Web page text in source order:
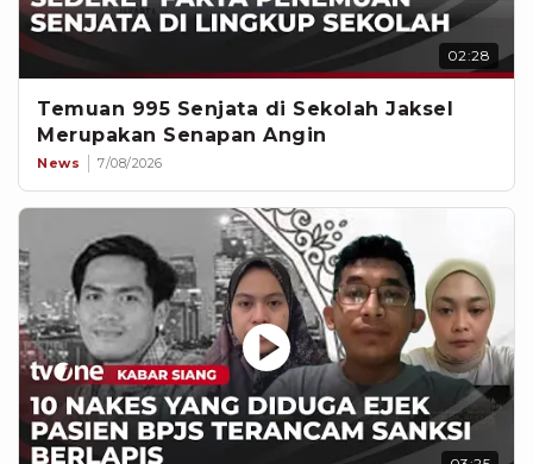
02:28
Temuan 995 Senjata di Sekolah Jaksel
Merupakan Senapan Angin
News 7/08/2026